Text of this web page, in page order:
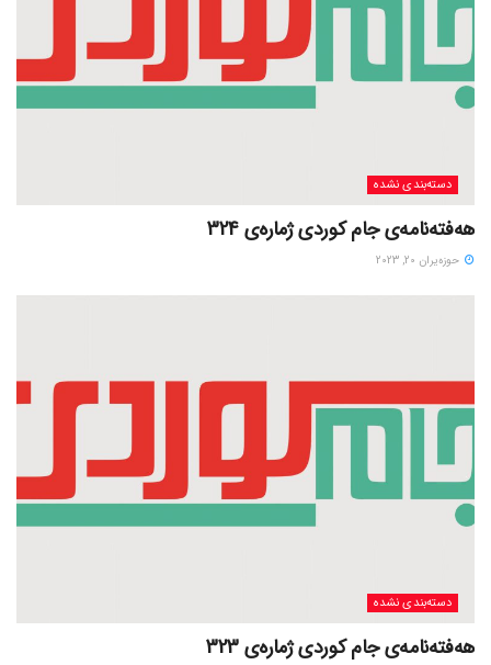
دسته‌بندی نشده
هەفتەنامەی جام کوردی ژمارەی 324
حوزه‌یران 20, 2023
دسته‌بندی نشده
هەفتەنامەی جام کوردی ژمارەی 323